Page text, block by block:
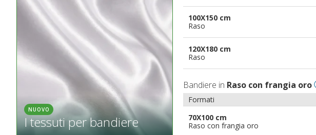
NUOVO
I tessuti per bandiere
100X150 cm
Raso
120X180 cm
Raso
Bandiere in Raso con frangia oro
Formati
70X100 cm
Raso con frangia oro